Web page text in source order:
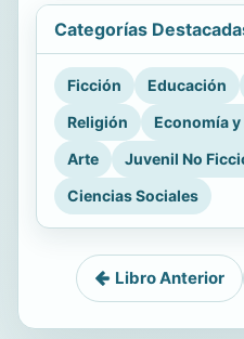
Categorías
Ficción Educación
Religión
Economía
Arte
Juvenil No
Ciencias Sociales
Libro Anterior